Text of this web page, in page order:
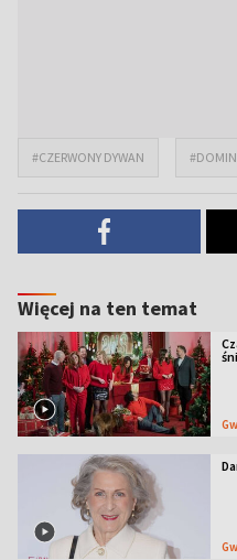
#CZERWONY DYWAN
Więcej na ten temat